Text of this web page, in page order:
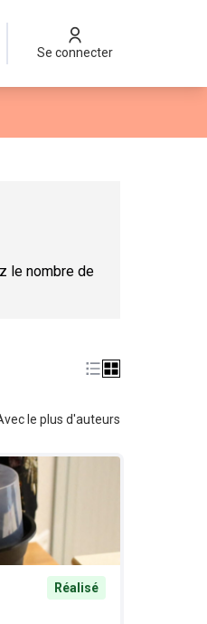
Se connecter
le nombre de
le plus d'auteurs
Réalisé